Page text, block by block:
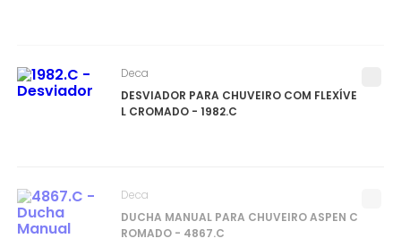
DESVIADOR PARA CHUVEIRO COM FLEXÍVE
L CROMADO - 1982.C
Deca
DUCHA MANUAL PARA CHUVEIRO ASPEN C
ROMADO - 4867.C
Deca